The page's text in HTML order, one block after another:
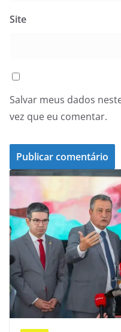
Site
Salvar meus dados
vez que eu comentar.